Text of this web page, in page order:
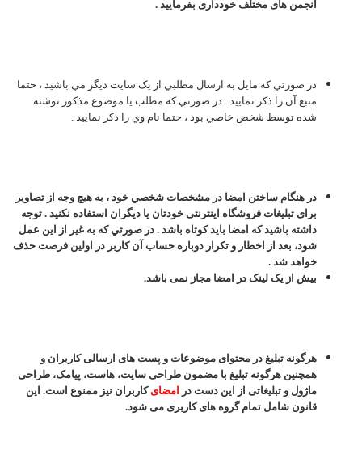
انجمن های مختلف خودداری بفرمایید .
در صورتي که مايل به ارسال مطلبي از يک سايت ديگر مي باشيد ، حتما
منبع آن را ذکر نماييد . در صورتي که مطلب يا موضوع مذکور نوشته
شده توسط شخص خاصي بود ، حتما نام وي را ذکر نماييد .
در هنگام ساختن امضا در مشخصات شخصي خود ، به هیچ وجه از تصاویر
برای تبليغات فروشگاه اینترنتی خودتان یا ديگران استفاده نکنید . توجه
داشته باشيد كه امضا بايد كوتاه باشد . در صورتي که به غير از اين عمل
شود، بعد از اخطار و تکرار دوباره حساب آن کاربر در اولين فرصت حذف
خواهد شد .
بیش از یک لینک در امضا مجاز نمی باشد.
هرگونه تبلیغ در محتوای موضوعات و پست های ارسالی کاربران و
همچنین هرگونه تبلیغ با مضمون طراحی سایت، هاست، پیامک، طراحی
ماژول و تبلیغاتی از این دست در
امضایکاربران نیز ممنوع است. این
قانون شامل تمام گروه های کاربری می شود.